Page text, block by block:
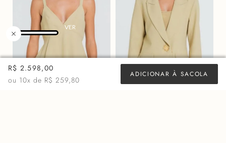
R$ 2.598,00
ou 10x de R$ 259,80
ADICIONAR À SACOLA